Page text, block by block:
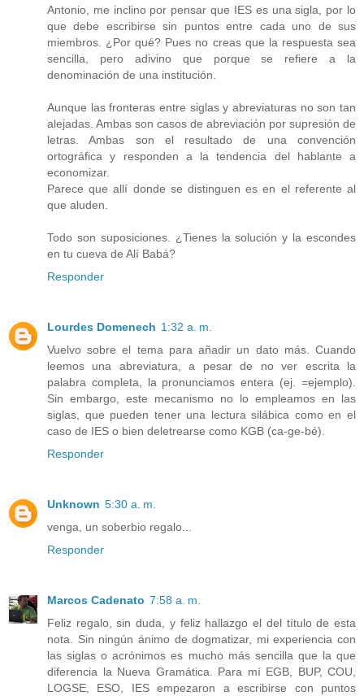
Antonio, me inclino por pensar que IES es una sigla, por lo
que debe escribirse sin puntos entre cada uno de sus
miembros. ¿Por qué? Pues no creas que la respuesta sea
sencilla, pero adivino que porque se refiere a la
denominación de una institución.
Aunque las fronteras entre siglas y abreviaturas no son tan
alejadas. Ambas son casos de abreviación por supresión de
letras. Ambas son el resultado de una convención
ortográfica y responden a la tendencia del hablante a
economizar.
Parece que allí donde se distinguen es en el referente al
que aluden.
Todo son suposiciones. ¿Tienes la solución y la escondes
en tu cueva de Alí Babá?
Responder
Lourdes Domenech 1:32 a. m.
Vuelvo sobre el tema para añadir un dato más. Cuando
leemos una abreviatura, a pesar de no ver escrita la
palabra completa, la pronunciamos entera (ej. =ejemplo).
Sin embargo, este mecanismo no lo empleamos en las
siglas, que pueden tener una lectura silábica como en el
caso de IES o bien deletrearse como KGB (ca-ge-bé).
Responder
Unknown 5:30 a. m.
venga, un soberbio regalo...
Responder
Marcos Cadenato 7:58 a. m.
Feliz regalo, sin duda, y feliz hallazgo el del título de esta
nota. Sin ningún ánimo de dogmatizar, mi experiencia con
las siglas o acrónimos es mucho más sencilla que la que
diferencia la Nueva Gramática. Para mí EGB, BUP, COU,
LOGSE, ESO, IES empezaron a escribirse con puntos